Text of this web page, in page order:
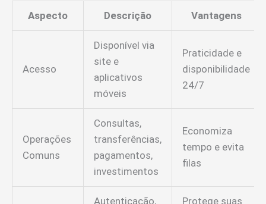
Aspecto Descrição Vantagens
Acesso
Disponível via
site e
aplicativos
móveis
Praticidade e
disponibilidade
24/7
Operações
Comuns
Consultas,
transferências,
pagamentos,
investimentos
Economiza
tempo e evita
filas
Autenticação,
Protege suas